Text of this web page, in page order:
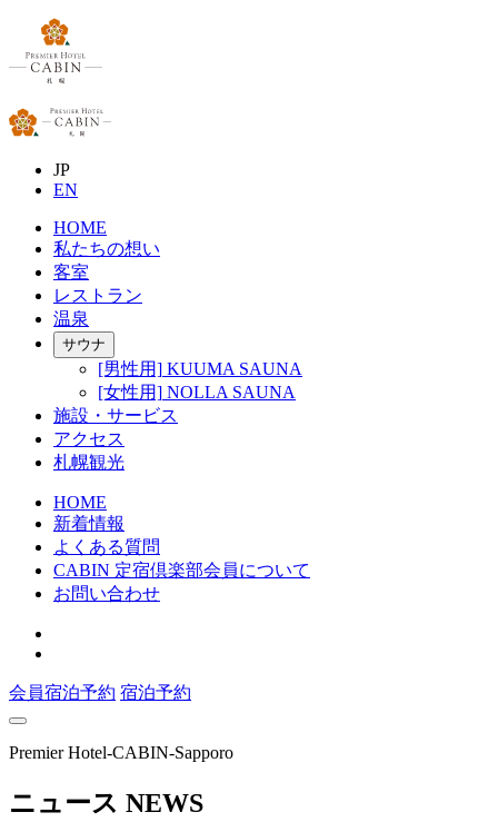
JP
EN
HOME
私たちの想い
客室
レストラン
温泉
サウナ
[男性用] KUUMA SAUNA
[女性用] NOLLA SAUNA
施設・サービス
アクセス
札幌観光
HOME
新着情報
よくある質問
CABIN 定宿倶楽部会員について
お問い合わせ
会員宿泊予約 宿泊予約
Premier Hotel-CABIN-Sapporo
ニュース NEWS